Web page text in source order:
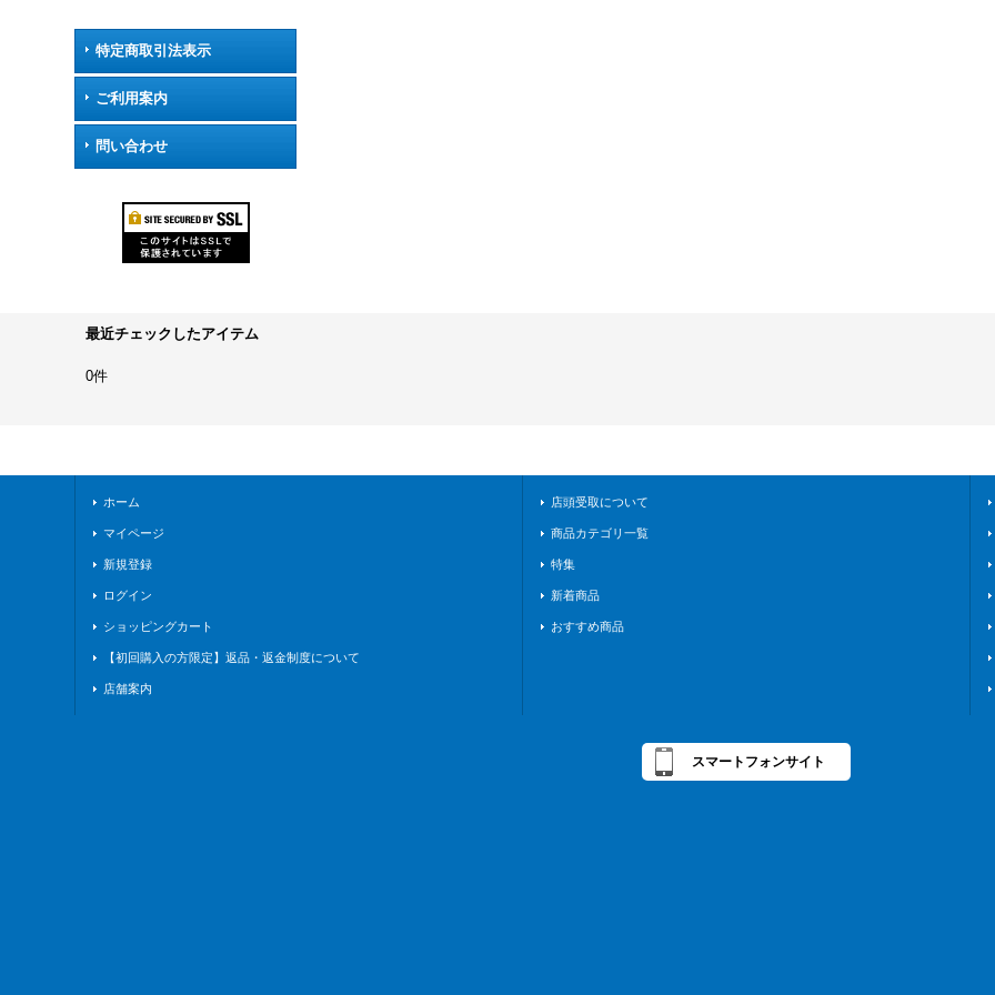
特定商取引法表示
ご利用案内
問い合わせ
最近チェックしたアイテム
0件
ホーム
マイページ
新規登録
ログイン
ショッピングカート
【初回購入の方限定】返品・返金制度について
店舗案内
店頭受取について
商品カテゴリ一覧
特集
新着商品
おすすめ商品
スマートフォンサイト